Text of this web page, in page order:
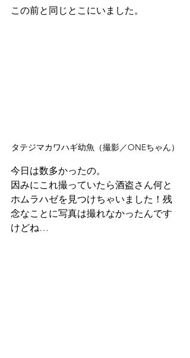
この前と同じとこにいました。
タテジマカワハギ幼魚（撮影／ONEちゃん）
今日は数多かったの。
因みにこれ撮っていたら酒盗さん何と
ホムラハゼを見つけちゃいました！残
念なことに写真は撮れなかったんです
けどね…